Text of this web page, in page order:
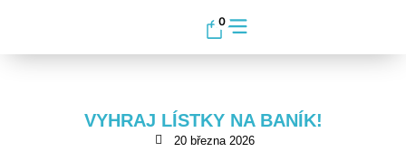
0
VYHRAJ LÍSTKY NA BANÍK!
20 března 2026